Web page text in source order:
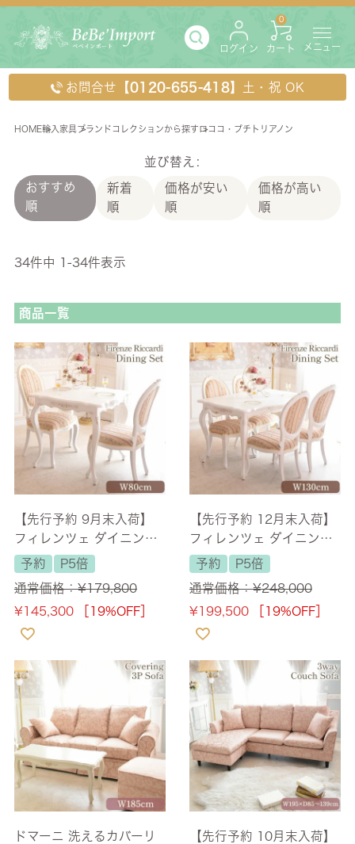
ログイン カート
0
メニュー
お問合せ 【0120-655-418】 土・祝 OK
HOME輸入家具ブランドコレクションから探す ロココ・プチトリアノン
ロココ・プチトリアノン
並び替え
おすすめ
順
新着
順
価格が安い
順
価格が高い
順
34件中 1 -34件表示
商品一覧
【先行予約 9月末入荷】
フィレンツェ ダイニング
セット3P 2人掛け ホワイ
ト 幅80cm 【送料無料/設
置サービス付】
予約
P5倍
通常価格：¥179,800
¥145,300 ［19%OFF］
【先行予約 12月末入荷】
フィレンツェ ダイニング
セット5P 4人掛け ホワイ
ト 幅130cm 【送料無料/
設置サービス付】
予約
P5倍
通常価格：¥248,000
¥199,500 ［19%OFF］
ドマーニ 洗えるカバーリ
【先行予約 10月末入荷】